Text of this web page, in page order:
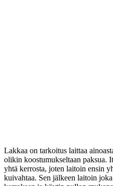
Lakkaa on tarkoitus laittaa
olikin koostumukseltaan paksua.
yhtä kerrosta, joten laitoin ensin
kuivahtaa. Sen jälkeen laitoin